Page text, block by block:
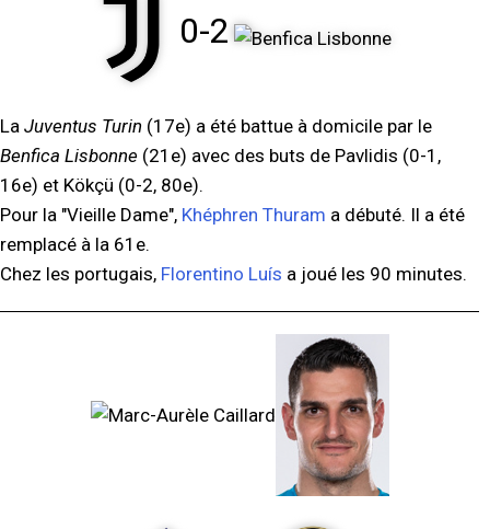
0-2
La Juventus Turin (17e) a été battue à domicile par le
Benfica Lisbonne (21e) avec des buts de Pavlidis (0-1,
16e) et Kökçü (0-2, 80e).
Pour la "Vieille Dame", Khéphren Thuram a débuté. Il a été
remplacé à la 61e.
Chez les portugais, Florentino Luís a joué les 90 minutes.